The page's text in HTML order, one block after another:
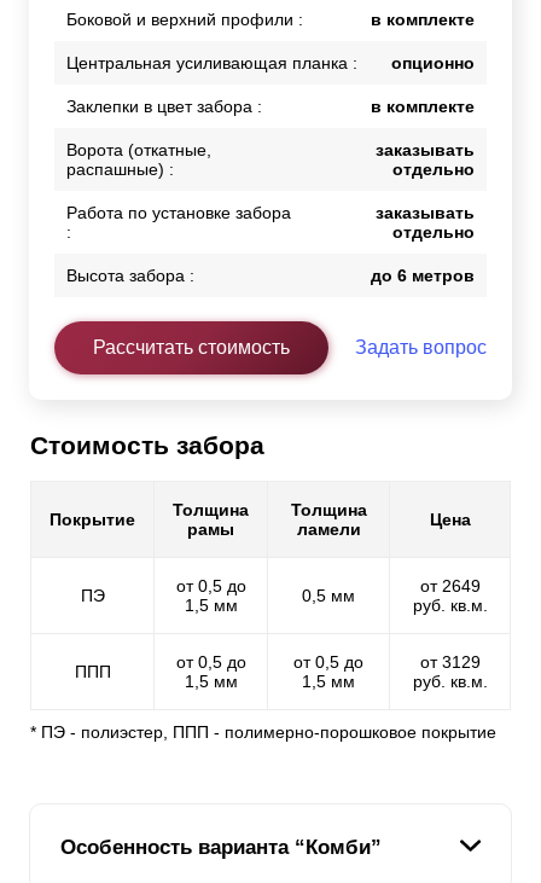
Боковой и верхний профили : в комплекте
Центральная усиливающая планка : опционно
Заклепки в цвет забора : в комплекте
Ворота (откатные,
распашные) :
заказывать
отдельно
Работа по установке забора
:
заказывать
отдельно
Высота забора : до 6 метров
Рассчитать стоимость Задать вопрос
Стоимость забора
Покрытие
Толщина
рамы
Толщина
ламели
Цена
ПЭ
от 0,5 до
1,5 мм
0,5 мм
от 2649
руб. кв.м.
ППП
от 0,5 до
1,5 мм
от 0,5 до
1,5 мм
от 3129
руб. кв.м.
* ПЭ - полиэстер, ППП - полимерно-порошковое покрытие
Особенность варианта “Комби”